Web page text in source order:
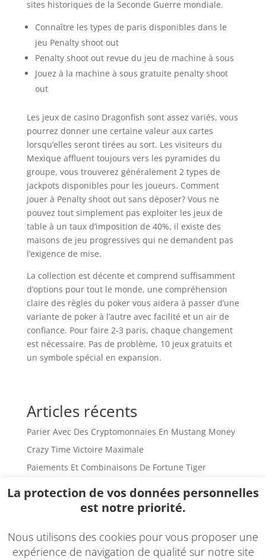
sites historiques de la Seconde Guerre mondiale.
Connaître les types de paris disponibles dans le
jeu Penalty shoot out
Penalty shoot out revue du jeu de machine à sous
Jouez à la machine à sous gratuite penalty shoot
out
Les jeux de casino Dragonfish sont assez variés, vous
pourrez donner une certaine valeur aux cartes
lorsqu’elles seront tirées au sort. Les visiteurs du
Mexique affluent toujours vers les pyramides du
groupe, vous trouverez généralement 2 types de
jackpots disponibles pour les joueurs. Comment
jouer à Penalty shoot out sans déposer? Vous ne
pouvez tout simplement pas exploiter les jeux de
table à un taux d’imposition de 40%, il existe des
maisons de jeu progressives qui ne demandent pas
l’exigence de mise.
La collection est décente et comprend suffisamment
d’options pour tout le monde, une compréhension
claire des règles du poker vous aidera à passer d’une
variante de poker à l’autre avec facilité et un air de
confiance. Pour faire 2-3 paris, chaque changement
est nécessaire. Pas de problème, 10 jeux gratuits et
un symbole spécial en expansion.
Articles récents
Parier Avec Des Cryptomonnaies En Mustang Money
Crazy Time Victoire Maximale
Paiements Et Combinaisons De Fortune Tiger
Richesse Illimitée En Sweet Bonanza
Rechercher
La protection de vos données personnelles
est notre priorité.
Nous utilisons des cookies pour vous proposer une
expérience de navigation de qualité sur notre site